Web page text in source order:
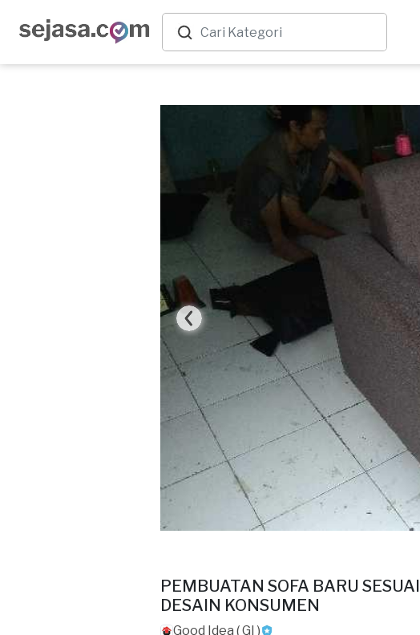
PEMBUATAN SOFA BARU SESUAI
DESAIN KONSUMEN
Good Idea ( GI )